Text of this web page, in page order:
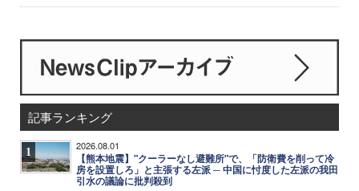
記事ランキング
1 2026.08.01
【熊本地震】"クーラーなし避難所"で、「防衛費を削って冷
房を設置しろ」と主張する左派 ─ 中国に忖度した左派の我田
引水の議論に批判殺到